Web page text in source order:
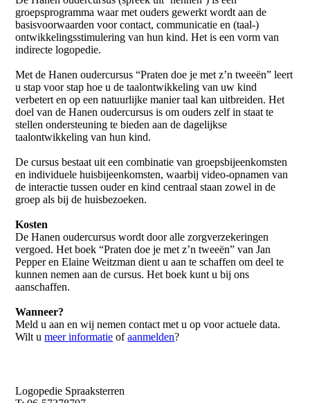
groepsprogramma waar met ouders gewerkt wordt aan de
basisvoorwaarden voor contact, communicatie en (taal-)
ontwikkelingsstimulering van hun kind. Het is een vorm van
indirecte logopedie.
Met de Hanen oudercursus “Praten doe je met z’n tweeën” leert
u stap voor stap hoe u de taalontwikkeling van uw kind
verbetert en op een natuurlijke manier taal kan uitbreiden. Het
doel van de Hanen oudercursus is om ouders zelf in staat te
stellen ondersteuning te bieden aan de dagelijkse
taalontwikkeling van hun kind.
De cursus bestaat uit een combinatie van groepsbijeenkomsten
en individuele huisbijeenkomsten, waarbij video-opnamen van
de interactie tussen ouder en kind centraal staan zowel in de
groep als bij de huisbezoeken.
Kosten
De Hanen oudercursus wordt door alle zorgverzekeringen
vergoed. Het boek “Praten doe je met z’n tweeën” van Jan
Pepper en Elaine Weitzman dient u aan te schaffen om deel te
kunnen nemen aan de cursus. Het boek kunt u bij ons
aanschaffen.
Wanneer?
Meld u aan en wij nemen contact met u op voor actuele data.
Wilt umeer informatie ofaanmelden?
Logopedie Spraaksterren